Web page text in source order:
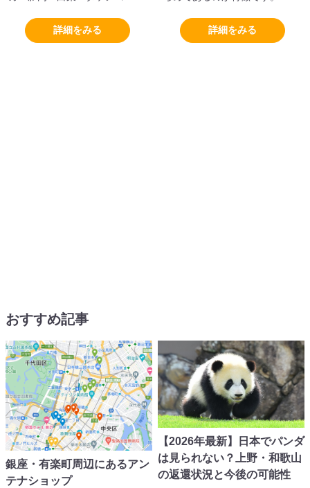
せ、揚げ玉子を添えているのが
特徴です。
詳細をみる
る逸品です。詳細をみる
おすすめ記事
銀座・有楽町周辺にあるアン
テナショップ
【2026年最新】日本でパンダ
は見られない？上野・和歌山
の返還状況と今後の可能性